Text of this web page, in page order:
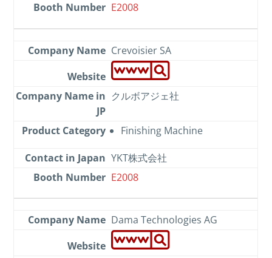
E2008
Crevoisier SA
クルボアジェ社
Finishing Machine
YKT株式会社
E2008
Dama Technologies AG